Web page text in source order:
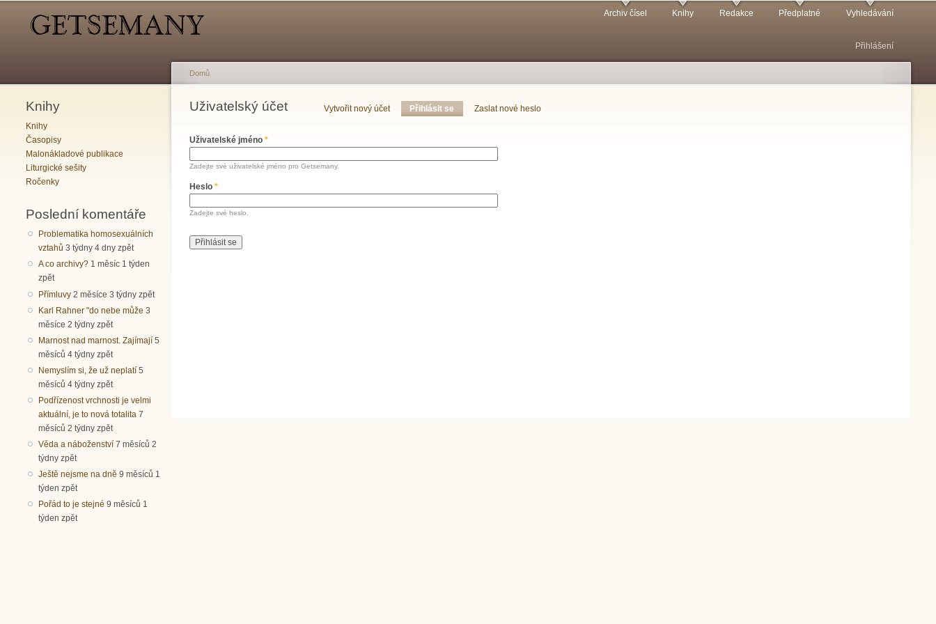
Archiv čísel Knihy Redakce Předplatné Vyhledávání
Přihlášení
Knihy
Knihy
Časopisy
Malonákladové publikace
Liturgické sešity
Ročenky
Poslední komentáře
Problematika homosexuálních
vztahů 3 týdny 4 dny zpět
A co archivy? 1 měsíc 1 týden
zpět
Přímluvy 2 měsíce 3 týdny zpět
Karl Rahner "do nebe může 3
měsíce 2 týdny zpět
Marnost nad marnost. Zajímají 5
měsíců 4 týdny zpět
Nemyslím si, že už neplatí 5
měsíců 4 týdny zpět
Podřízenost vrchnosti je velmi
aktuální, je to nová totalita 7
měsíců 2 týdny zpět
Věda a náboženství 7 měsíců 2
týdny zpět
Ještě nejsme na dně 9 měsíců 1
týden zpět
Pořád to je stejné 9 měsíců 1
týden zpět
Jste zde
Domů
Uživatelský účet
Hlavní záložky Vytvořit nový účet Přihlásit se (aktivní záložka)
Zaslat nové heslo
Uživatelské jméno *
Zadejte své uživatelské jméno pro Getsemany.
Heslo *
Zadejte své heslo.